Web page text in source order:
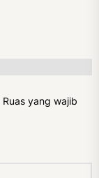
Ruas yang wajib